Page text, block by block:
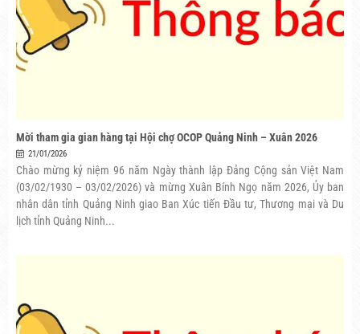
Mời tham gia gian hàng tại Hội chợ OCOP Quảng Ninh – Xuân 2026
21/01/2026
Chào mừng kỷ niệm 96 năm Ngày thành lập Đảng Cộng sản Việt Nam
(03/02/1930 – 03/02/2026) và mừng Xuân Bính Ngọ năm 2026, Ủy ban
nhân dân tỉnh Quảng Ninh giao Ban Xúc tiến Đầu tư, Thương mại và Du
lịch tỉnh Quảng Ninh...